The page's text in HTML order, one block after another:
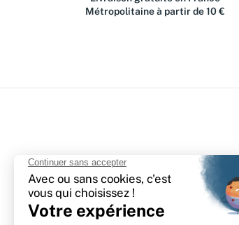
Métropolitaine à partir de 10 €